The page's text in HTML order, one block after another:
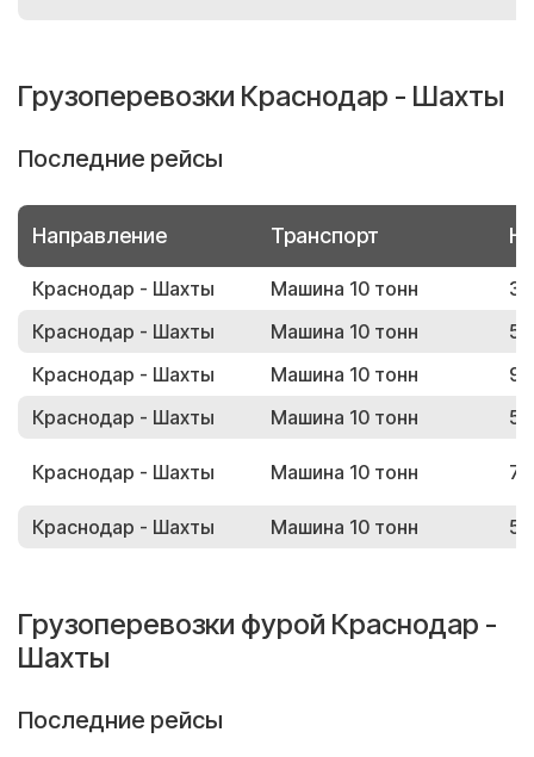
Грузоперевозки Краснодар - Шахты
Последние рейсы
Направление Транспорт
Краснодар - Шахты Машина 10 тонн
Краснодар - Шахты
Машина 10 тонн
Краснодар - Шахты
Машина 10 тонн
Краснодар - Шахты
Машина 10 тонн
Краснодар - Шахты Машина 10 тонн
Краснодар - Шахты Машина 10 тонн
Грузоперевозки фурой Краснодар -
Шахты
Последние рейсы